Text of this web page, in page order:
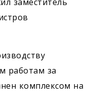
работам за
комплексом на